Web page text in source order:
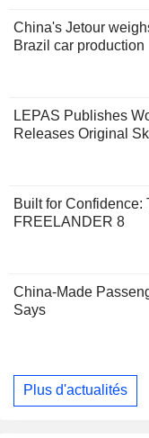
China's Jetour
Brazil car production
LEPAS Publishes
Releases Original
Built for Confidence:
FREELANDER 8
China-Made
Says
Plus d'actualités